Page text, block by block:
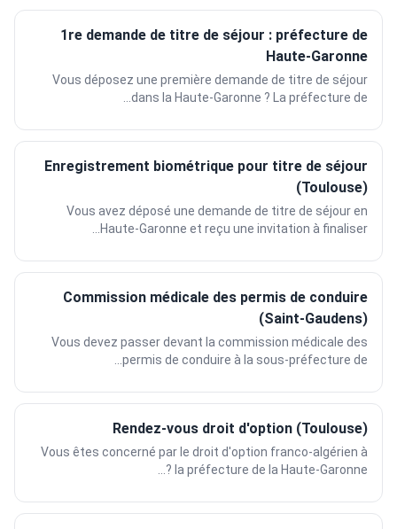
1re demande de titre de séjour : préfecture de
Haute-Garonne
Vous déposez une première demande de titre de séjour
dans la Haute-Garonne ? La préfecture de...
Enregistrement biométrique pour titre de séjour
(Toulouse)
Vous avez déposé une demande de titre de séjour en
Haute-Garonne et reçu une invitation à finaliser...
Commission médicale des permis de conduire
(Saint-Gaudens)
Vous devez passer devant la commission médicale des
permis de conduire à la sous-préfecture de...
Rendez-vous droit d'option (Toulouse)
Vous êtes concerné par le droit d'option franco-algérien à
la préfecture de la Haute-Garonne ?...